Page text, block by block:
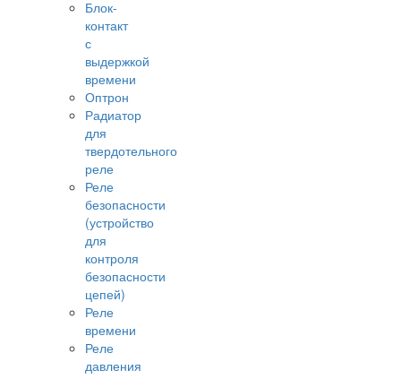
Блок-
контакт
с
выдержкой
времени
Оптрон
Радиатор
для
твердотельного
реле
Реле
безопасности
(устройство
для
контроля
безопасности
цепей)
Реле
времени
Реле
давления